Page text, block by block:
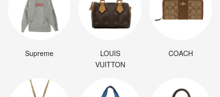
Supreme
LOUIS
VUITTON
COACH